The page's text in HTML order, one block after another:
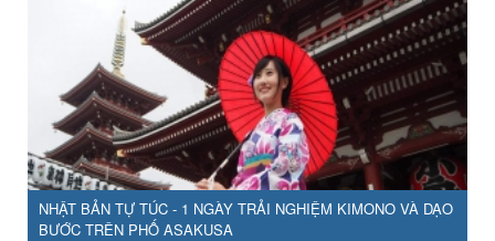
NHẬT BẢN TỰ TÚC - 1 NGÀY TRẢI NGHIỆM KIMONO VÀ DẠO
BƯỚC TRÊN PHỐ ASAKUSA